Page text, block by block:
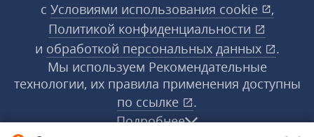
с Условиями использования cookie
,
Политикой конфиденциальности
и обработкой персональных данных
.
Мы используем Рекомендательные
технологии, их правила применения доступны
по ссылке
.
Подробнее